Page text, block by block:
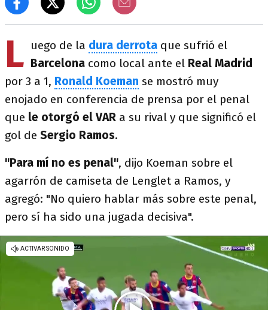
L uego de la dura derrota que sufrió el
Barcelona como local ante el Real Madrid
por 3 a 1, Ronald Koeman se mostró muy
enojado en conferencia de prensa por el penal
que le otorgó el VAR a su rival y que significó el
gol de Sergio Ramos.
"Para mí no es penal", dijo Koeman sobre el
agarrón de camiseta de Lenglet a Ramos, y
agregó: "No quiero hablar más sobre este penal,
pero sí ha sido una jugada decisiva".